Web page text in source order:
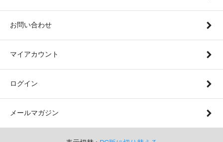
お問い合わせ
マイアカウント
ログイン
メールマガジン